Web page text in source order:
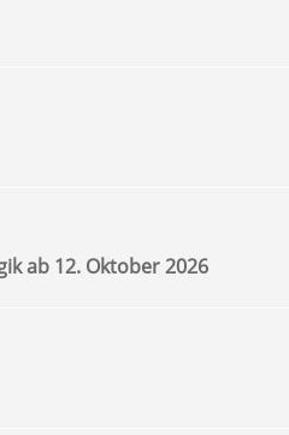
ab 12. Oktober 2026